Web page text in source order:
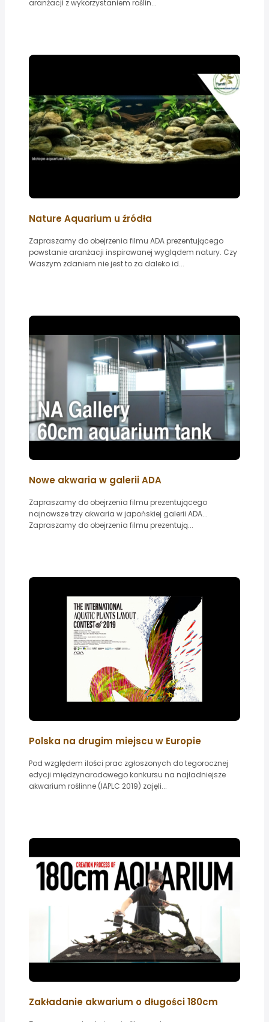
aranżacji z wykorzystaniem roślin...
Nature Aquarium u źródła
Zapraszamy do obejrzenia filmu ADA prezentującego
powstanie aranżacji inspirowanej wyglądem natury. Czy
Waszym zdaniem nie jest to za daleko id...
Nowe akwaria w galerii ADA
Zapraszamy do obejrzenia filmu prezentującego
najnowsze trzy akwaria w japońskiej galerii ADA...
Zapraszamy do obejrzenia filmu prezentują...
Polska na drugim miejscu w Europie
Pod względem ilości prac zgłoszonych do tegorocznej
edycji międzynarodowego konkursu na najładniejsze
akwarium roślinne (IAPLC 2019) zajęli...
Zakładanie akwarium o długości 180cm